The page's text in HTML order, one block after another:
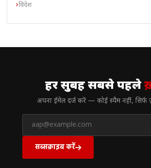
विदेश
हर सुबह सबसे पहले
अपना ईमेल दर्ज करें — कोई स्पैम नहीं, सिर्फ
सब्सक्राइब करें